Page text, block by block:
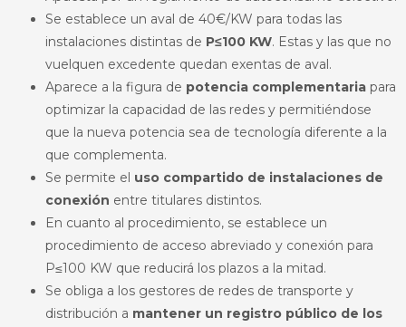
Se establece un aval de 40€/KW para todas las
instalaciones distintas de P≤100 KW. Estas y las que no
vuelquen excedente quedan exentas de aval.
Aparece a la figura de potencia complementaria para
optimizar la capacidad de las redes y permitiéndose
que la nueva potencia sea de tecnología diferente a la
que complementa.
Se permite el uso compartido de instalaciones de
conexión entre titulares distintos.
En cuanto al procedimiento, se establece un
procedimiento de acceso abreviado y conexión para
P≤100 KW que reducirá los plazos a la mitad.
Se obliga a los gestores de redes de transporte y
distribución a mantener un registro público de los